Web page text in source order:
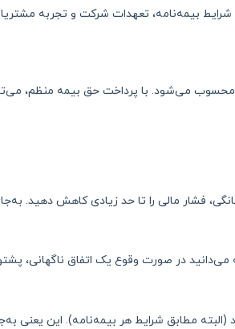
بیمه‌نامه، تعهدات شرکت و تجربه
می‌شود. با پرداخت حق بیمه منظم،
مالی را تا حد زیادی کاهش دهید. به‌جای
می‌دانید در صورت وقوع یک اتفاق ناگهانی،
مطابق شرایط هر بیمه‌نامه). این یعنی به‌جای